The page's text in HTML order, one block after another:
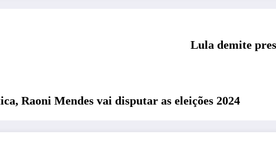
Lula demite
Raoni Mendes vai disputar as eleições 2024